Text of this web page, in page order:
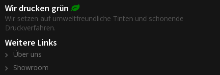
Wir drucken grün
Wir setzen auf umweltfreundliche Tinten und schonende
Druckverfahren.
Weitere Links
Über uns
Showroom